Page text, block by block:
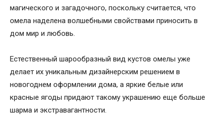
магического и загадочного, поскольку считается, что
омела наделена волшебными свойствами приносить в
дом мир и любовь.
Естественный шарообразный вид кустов омелы уже
делает их уникальным дизайнерским решением в
новогоднем оформлении дома, а яркие белые или
красные ягоды придают такому украшению еще больше
шарма и экстравагантности.